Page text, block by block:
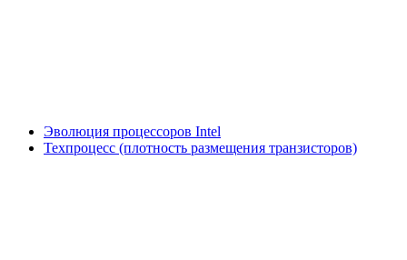
Эволюция процессоров Intel
Техпроцесс (плотность размещения транзисторов)